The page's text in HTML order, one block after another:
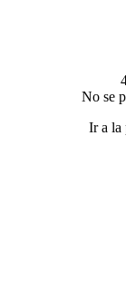
No se
Ir a la